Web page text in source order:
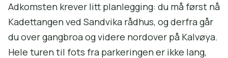
Adkomsten krever litt planlegging: du må først nå
Kadettangen ved Sandvika rådhus, og derfra går
du over gangbroa og videre nordover på Kalvøya.
Hele turen til fots fra parkeringen er ikke lang,